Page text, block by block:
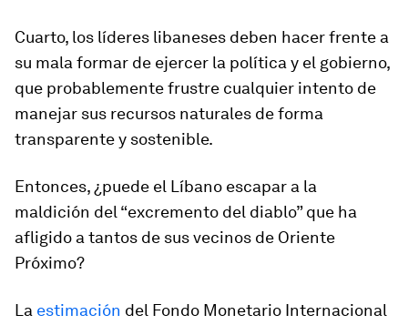
Cuarto, los líderes libaneses deben hacer frente a
su mala formar de ejercer la política y el gobierno,
que probablemente frustre cualquier intento de
manejar sus recursos naturales de forma
transparente y sostenible.
Entonces, ¿puede el Líbano escapar a la
maldición del “excremento del diablo” que ha
afligido a tantos de sus vecinos de Oriente
Próximo?
La estimación del Fondo Monetario Internacional